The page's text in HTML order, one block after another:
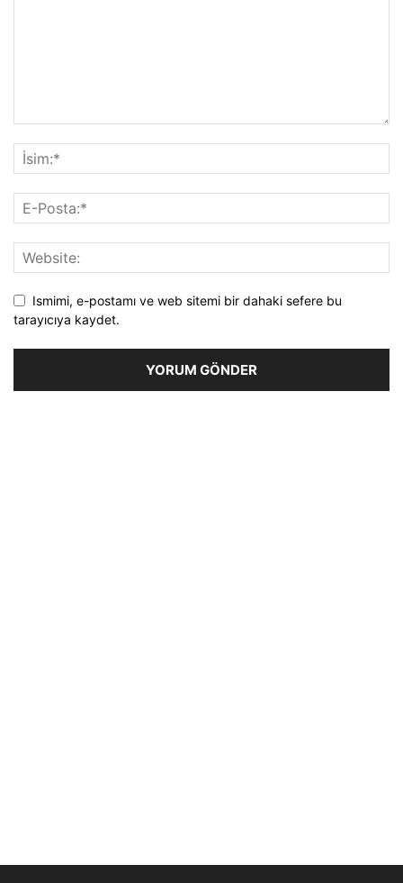
Ismimi, e-postamı ve web sitemi bir dahaki sefere bu
tarayıcıya kaydet.